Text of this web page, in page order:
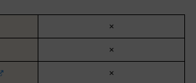
×
×
×